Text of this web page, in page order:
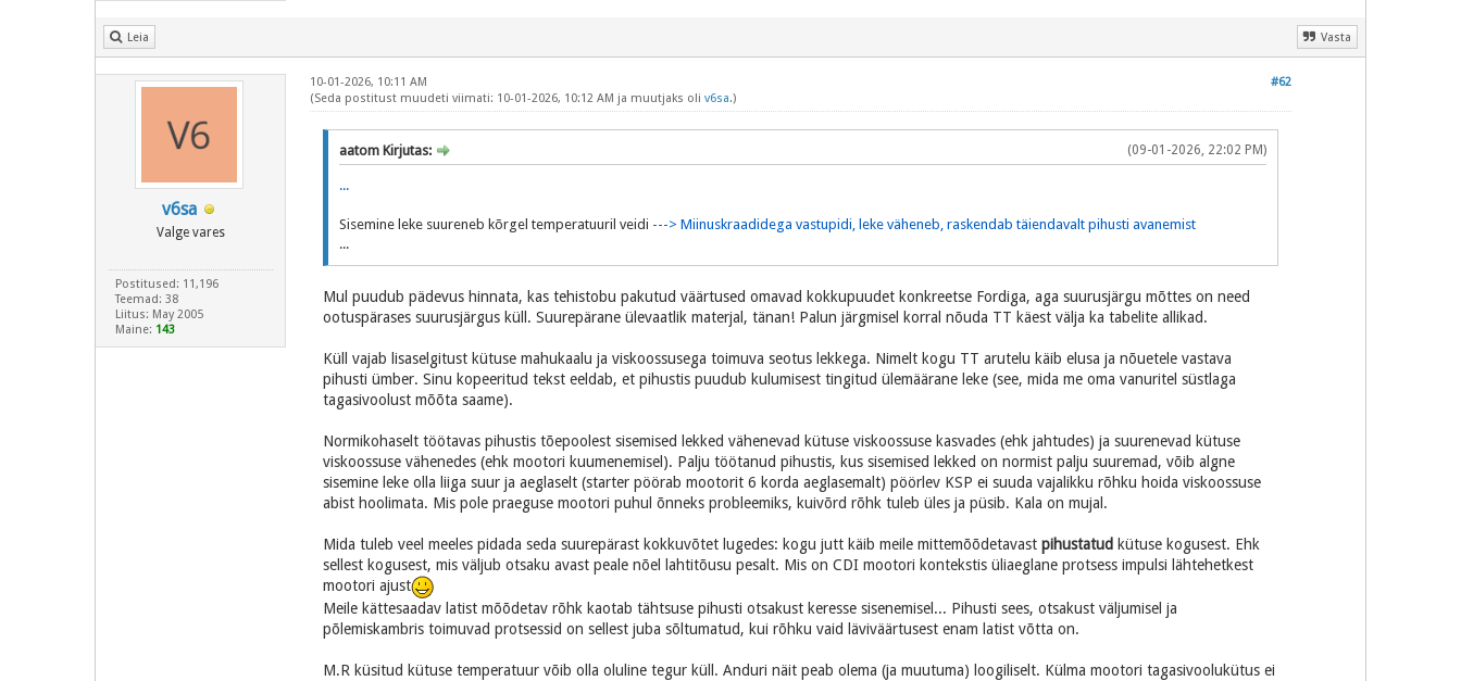
Leia Vasta
v6sa
Valge vares
Postitused: 11,196
Teemad: 38
Liitus: May 2005
Maine: 143
#62
10-01-2026, 10:11 AM
(Seda postitust muudeti viimati: 10-01-2026, 10:12 AM ja muutjaks oli v6sa.)
(09-01-2026, 22:02 PM)
aatom Kirjutas:
...
Sisemine leke suureneb kõrgel temperatuuril veidi ---> Miinuskraadidega vastupidi, leke väheneb, raskendab täiendavalt pihusti avanemist
...
Mul puudub pädevus hinnata, kas tehistobu pakutud väärtused omavad kokkupuudet konkreetse Fordiga, aga suurusjärgu mõttes on need
ootuspärases suurusjärgus küll. Suurepärane ülevaatlik materjal, tänan! Palun järgmisel korral nõuda TT käest välja ka tabelite allikad.
Küll vajab lisaselgitust kütuse mahukaalu ja viskoossusega toimuva seotus lekkega. Nimelt kogu TT arutelu käib elusa ja nõuetele vastava
pihusti ümber. Sinu kopeeritud tekst eeldab, et pihustis puudub kulumisest tingitud ülemäärane leke (see, mida me oma vanuritel süstlaga
tagasivoolust mõõta saame).
Normikohaselt töötavas pihustis tõepoolest sisemised lekked vähenevad kütuse viskoossuse kasvades (ehk jahtudes) ja suurenevad kütuse
viskoossuse vähenedes (ehk mootori kuumenemisel). Palju töötanud pihustis, kus sisemised lekked on normist palju suuremad, võib algne
sisemine leke olla liiga suur ja aeglaselt (starter pöörab mootorit 6 korda aeglasemalt) pöörlev KSP ei suuda vajalikku rõhku hoida viskoossuse
abist hoolimata. Mis pole praeguse mootori puhul õnneks probleemiks, kuivõrd rõhk tuleb üles ja püsib. Kala on mujal.
Mida tuleb veel meeles pidada seda suurepärast kokkuvõtet lugedes: kogu jutt käib meile mittemõõdetavast pihustatud kütuse kogusest. Ehk
sellest kogusest, mis väljub otsaku avast peale nõel lahtitõusu pesalt. Mis on CDI mootori kontekstis üliaeglane protsess impulsi lähtehetkest
mootori ajust
Meile kättesaadav latist mõõdetav rõhk kaotab tähtsuse pihusti otsakust keresse sisenemisel... Pihusti sees, otsakust väljumisel ja
põlemiskambris toimuvad protsessid on sellest juba sõltumatud, kui rõhku vaid läviväärtusest enam latist võtta on.
M.R küsitud kütuse temperatuur võib olla oluline tegur küll. Anduri näit peab olema (ja muutuma) loogiliselt. Külma mootori tagasivoolukütus ei